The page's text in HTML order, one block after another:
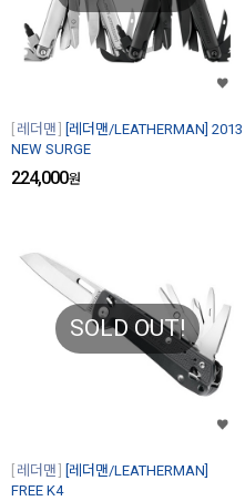
레더맨
[레더맨/LEATHERMAN] 2013
NEW SURGE
224,000원
SOLD OUT!
레더맨
[레더맨/LEATHERMAN]
FREE K4